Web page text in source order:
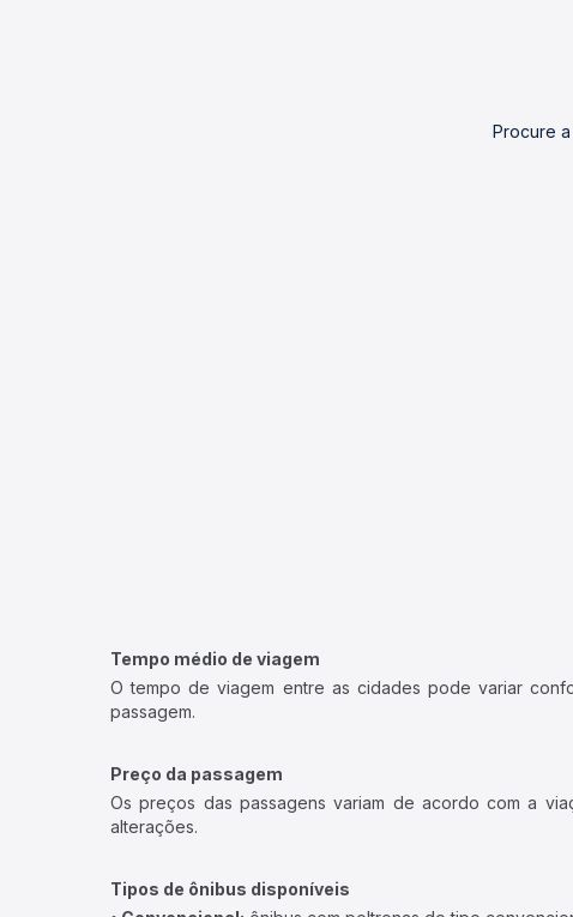
Procure
Tempo médio de viagem
O tempo de viagem entre as cidades pode variar
passagem.
Preço da passagem
Os preços das passagens variam de acordo com a
alterações.
Tipos de ônibus disponíveis